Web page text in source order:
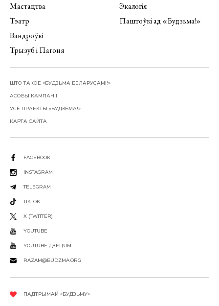
Мастацтва
Тэатр
Вандроўкі
Трызуб і Пагоня
Экалогія
Паштоўкі ад «Будзьма!»
ШТО ТАКОЕ «БУДЗЬМА БЕЛАРУСАМІ!»
АСОБЫ КАМПАНІІ
УСЕ ПРАЕКТЫ «БУДЗЬМА!»
КАРТА САЙТА
FACEBOOK
INSTAGRAM
TELEGRAM
TIKTOK
X (TWITTER)
YOUTUBE
YOUTUBE ДЗЕЦЯМ
RAZAM@BUDZMA.ORG
ПАДТРЫМАЙ «БУДЗЬМУ»